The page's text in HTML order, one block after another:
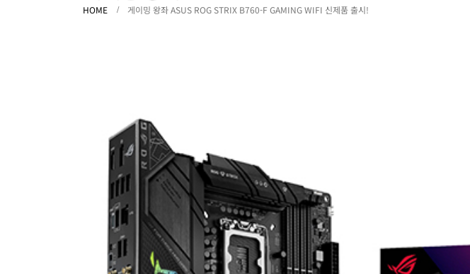
HOME 게이밍 왕좌 ASUS ROG STRIX B760-F GAMING WIFI 신제품 출시!